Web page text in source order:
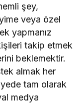
şey,
veya özel
yapmanız
takip etmek
beklemektir.
almak her
tam olarak
medya